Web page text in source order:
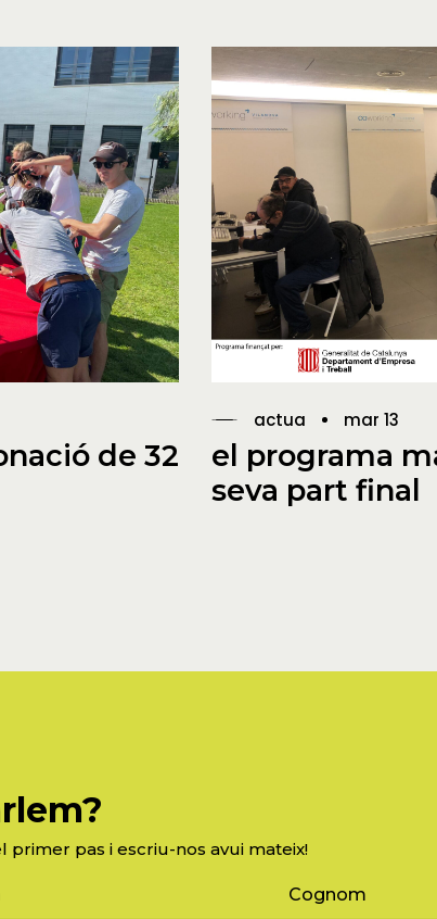
de 32
actua mar 13
el programa
seva part final
primer pas i escriu-nos avui mateix!